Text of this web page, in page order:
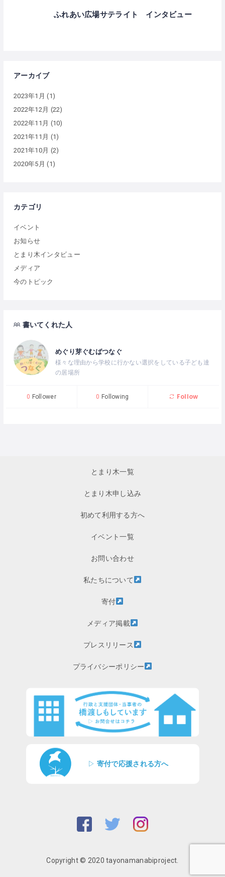
ふれあい広場サテライト インタビュー
アーカイブ
2023年1月 (1)
2022年12月 (22)
2022年11月 (10)
2021年11月 (1)
2021年10月 (2)
2020年5月 (1)
カテゴリ
イベント
お知らせ
とまり木インタビュー
メディア
今のトピック
書いてくれた人
めぐり芽ぐむばつなぐ
様々な理由から学校に行かない選択をしている子ども達
の居場所
0 Follower 0 Following Follow
とまり木一覧
とまり木申し込み
初めて利用する方へ
イベント一覧
お問い合わせ
私たちについて
寄付
メディア掲載
プレスリリース
プライバシーポリシー
▷ 寄付で応援される方へ
Copyright © 2020 tayonamanabiproject.